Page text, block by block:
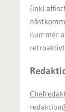
(inkl
nummer